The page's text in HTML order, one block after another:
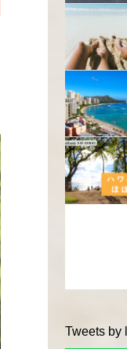
Tweets by